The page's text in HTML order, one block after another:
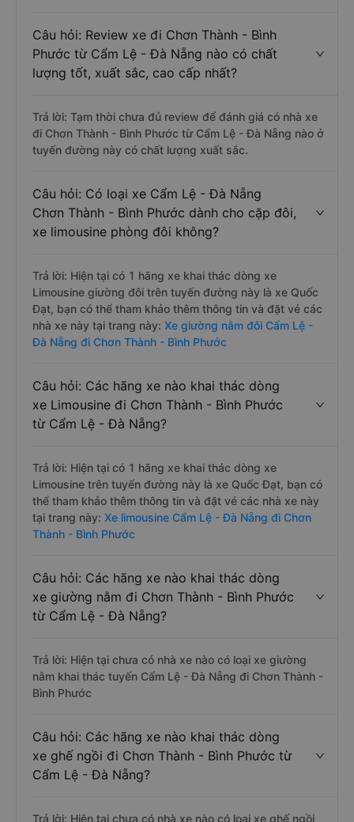
Câu hỏi: Review xe đi Chơn Thành - Bình
Phước từ Cẩm Lệ - Đà Nẵng nào có chất
lượng tốt, xuất sắc, cao cấp nhất?
Trả lời: Tạm thời chưa đủ review để đánh giá có nhà xe
đi Chơn Thành - Bình Phước từ Cẩm Lệ - Đà Nẵng nào ở
tuyến đường này có chất lượng xuất sắc.
Câu hỏi: Có loại xe Cẩm Lệ - Đà Nẵng
Chơn Thành - Bình Phước dành cho cặp đôi,
xe limousine phòng đôi không?
Trả lời: Hiện tại có 1 hãng xe khai thác dòng xe
Limousine giường đôi trên tuyến đường này là xe Quốc
Đạt, bạn có thể tham khảo thêm thông tin và đặt vé các
nhà xe này tại trang này: Xe giường nằm đôi Cẩm Lệ -
Đà Nẵng đi Chơn Thành - Bình Phước
Câu hỏi: Các hãng xe nào khai thác dòng
xe Limousine đi Chơn Thành - Bình Phước
từ Cẩm Lệ - Đà Nẵng?
Trả lời: Hiện tại có 1 hãng xe khai thác dòng xe
Limousine trên tuyến đường này là xe Quốc Đạt, bạn có
thể tham khảo thêm thông tin và đặt vé các nhà xe này
tại trang này: Xe limousine Cẩm Lệ - Đà Nẵng đi Chơn
Thành - Bình Phước
Câu hỏi: Các hãng xe nào khai thác dòng
xe giường nằm đi Chơn Thành - Bình Phước
từ Cẩm Lệ - Đà Nẵng?
Trả lời: Hiện tại chưa có nhà xe nào có loại xe giường
nằm khai thác tuyến Cẩm Lệ - Đà Nẵng đi Chơn Thành -
Bình Phước
Câu hỏi: Các hãng xe nào khai thác dòng
xe ghế ngồi đi Chơn Thành - Bình Phước từ
Cẩm Lệ - Đà Nẵng?
Trả lời: Hiện tại chưa có nhà xe nào có loại xe ghế ngồi